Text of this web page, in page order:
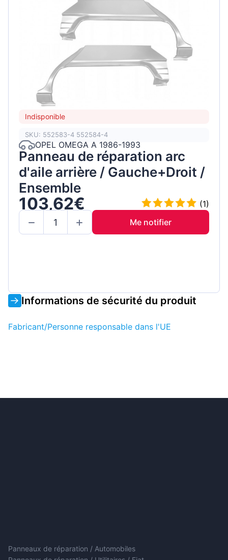
Indisponible
SKU: 552583-4 552584-4
OPEL OMEGA A 1986-1993
Panneau de réparation arc
d'aile arrière / Gauche+Droit /
Ensemble
103,62€
(1)
Me notifier
Informations de sécurité du produit
Fabricant/Personne responsable dans l'UE
Panneaux de réparation / Automobiles